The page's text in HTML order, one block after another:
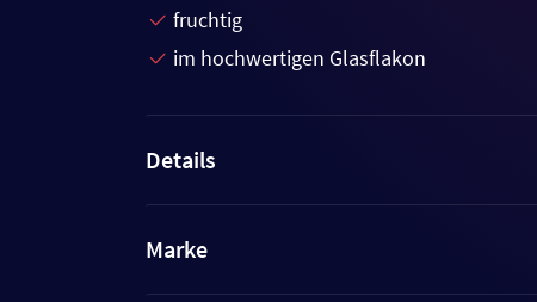
fruchtig
im hochwertigen Glasflakon
Details
Marke